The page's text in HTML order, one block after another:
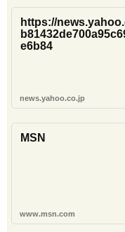
https://
e6b84
news.yahoo.co.jp
MSN
www.msn.com